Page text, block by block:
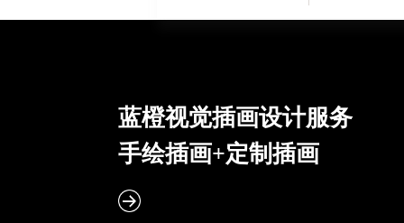
蓝橙视觉插画设计服务
手绘插画+定制插画